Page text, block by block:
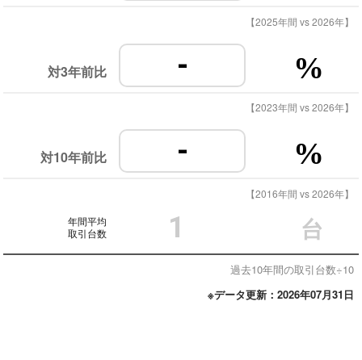
【2025年間 vs 2026年】
対3年前比 - %
【2023年間 vs 2026年】
対10年前比 - %
【2016年間 vs 2026年】
年間平均
取引台数
1 台
過去10年間の取引台数÷10
※データ更新：2026年07月31日